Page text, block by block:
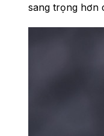
sang trọng hơn